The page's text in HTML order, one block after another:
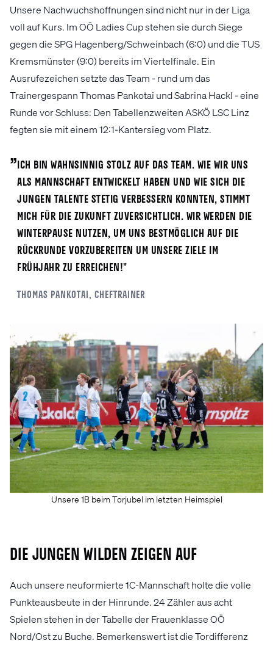
Unsere Nachwuchshoffnungen sind nicht nur in der Liga
voll auf Kurs. Im OÖ Ladies Cup stehen sie durch Siege
gegen die SPG Hagenberg/Schweinbach (6:0) und die TUS
Kremsmünster (9:0) bereits im Viertelfinale. Ein
Ausrufezeichen setzte das Team - rund um das
Trainergespann Thomas Pankotai und Sabrina Hackl - eine
Runde vor Schluss: Den Tabellenzweiten ASKÖ LSC Linz
fegten sie mit einem 12:1-Kantersieg vom Platz.
„
Ich bin wahnsinnig stolz auf das Team. Wie wir uns
als Mannschaft entwickelt haben und wie sich die
jungen Talente stetig verbessern konnten, stimmt
mich für die Zukunft zuversichtlich. Wir werden die
Winterpause nutzen, um uns bestmöglich auf die
Rückrunde vorzubereiten um unsere Ziele im
Frühjahr zu erreichen!"
Thomas Pankotai , Cheftrainer
Unsere 1B beim Torjubel im letzten Heimspiel
Die jungen Wilden zeigen auf
Auch unsere neuformierte 1C-Mannschaft holte die volle
Punkteausbeute in der Hinrunde. 24 Zähler aus acht
Spielen stehen in der Tabelle der Frauenklasse OÖ
Nord/Ost zu Buche. Bemerkenswert ist die Tordifferenz